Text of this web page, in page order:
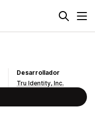
Desarrollador
Tru Identity, Inc.